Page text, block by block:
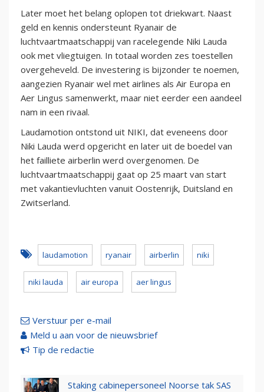
Later moet het belang oplopen tot driekwart. Naast
geld en kennis ondersteunt Ryanair de
luchtvaartmaatschappij van racelegende Niki Lauda
ook met vliegtuigen. In totaal worden zes toestellen
overgeheveld. De investering is bijzonder te noemen,
aangezien Ryanair wel met airlines als Air Europa en
Aer Lingus samenwerkt, maar niet eerder een aandeel
nam in een rivaal.
Laudamotion ontstond uit NIKI, dat eveneens door
Niki Lauda werd opgericht en later uit de boedel van
het failliete airberlin werd overgenomen. De
luchtvaartmaatschappij gaat op 25 maart van start
met vakantievluchten vanuit Oostenrijk, Duitsland en
Zwitserland.
laudamotion ryanair airberlin niki
niki lauda air europa aer lingus
Verstuur per e-mail
Meld u aan voor de nieuwsbrief
Tip de redactie
Staking cabinepersoneel Noorse tak SAS